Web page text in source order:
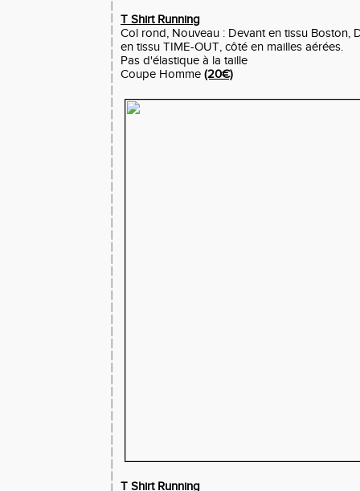
T Shirt Running
Col rond, Nouveau : Devant en tissu Boston,
en tissu TIME-OUT, côté en mailles aérées.
Pas d'élastique à la taille
Coupe Homme (20€)
T Shirt Running